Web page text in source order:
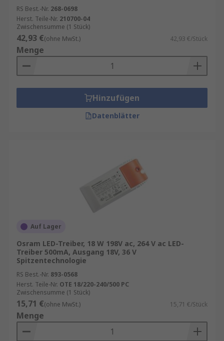
RS Best.-Nr. 268-0698
Herst. Teile-Nr. 210700-04
Zwischensumme (1 Stück)
42,93 €(ohne MwSt.) 42,93 €/Stück
Menge
Hinzufügen
Datenblätter
Auf Lager
Osram LED-Treiber, 18 W 198V ac, 264 V ac LED-
Treiber 500mA, Ausgang 18V, 36 V
Spitzentechnologie
RS Best.-Nr. 893-0568
Herst. Teile-Nr. OTE 18/220-240/500 PC
Zwischensumme (1 Stück)
15,71 €(ohne MwSt.) 15,71 €/Stück
Menge